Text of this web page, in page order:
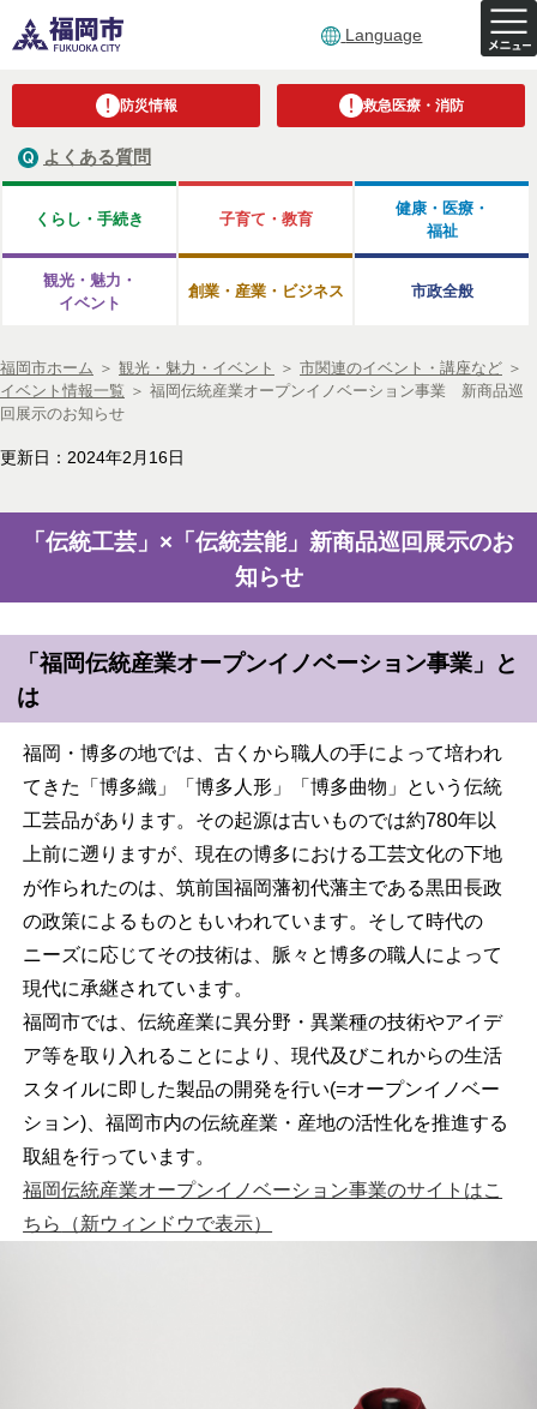
Language
防災情報 救急医療・消防
よくある質問
くらし・手続き 子育て・教育
健康・医療・
福祉
観光・魅力・
イベント
創業・産業・ビジネス 市政全般
福岡市ホーム ＞ 観光・魅力・イベント ＞ 市関連のイベント・講座など ＞
イベント情報一覧 ＞ 福岡伝統産業オープンイノベーション事業 新商品巡
回展示のお知らせ
更新日：2024年2月16日
「伝統工芸」×「伝統芸能」新商品巡回展示のお
知らせ
「福岡伝統産業オープンイノベーション事業」と
は
福岡・博多の地では、古くから職人の手によって培われ
てきた「博多織」「博多人形」「博多曲物」という伝統
工芸品があります。その起源は古いものでは約780年以
上前に遡りますが、現在の博多における工芸文化の下地
が作られたのは、筑前国福岡藩初代藩主である黒田長政
の政策によるものともいわれています。そして時代の
ニーズに応じてその技術は、脈々と博多の職人によって
現代に承継されています。
福岡市では、伝統産業に異分野・異業種の技術やアイデ
ア等を取り入れることにより、現代及びこれからの生活
スタイルに即した製品の開発を行い(=オープンイノベー
ション)、福岡市内の伝統産業・産地の活性化を推進する
取組を行っています。
福岡伝統産業オープンイノベーション事業のサイトはこ
ちら
（新ウィンドウで表示）